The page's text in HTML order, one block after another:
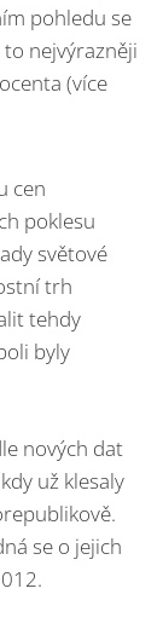
pohledu se
nejvýrazněji
(více
cen
poklesu
světové
trh
tehdy
byly
nových dat
už klesaly
se o jejich